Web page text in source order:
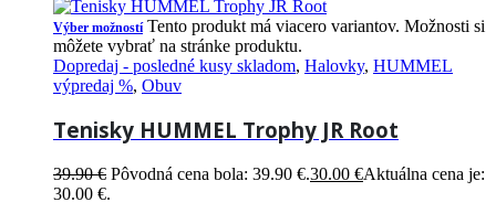
Výber možností Tento produkt má viacero variantov. Možnosti si
môžete vybrať na stránke produktu.
Dopredaj - posledné kusy skladom, Halovky, HUMMEL
výpredaj %, Obuv
Tenisky HUMMEL Trophy JR Root
39.90€ Pôvodná cena bola: 39.90 €.30.00 €Aktuálna cena je:
30.00 €.